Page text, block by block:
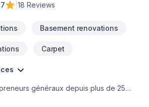
18 Reviews
Basement renovations
Carpet
généraux depuis plus de 25